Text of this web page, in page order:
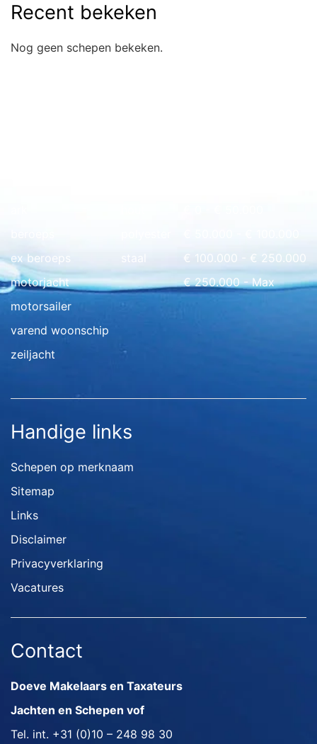
Recent bekeken
Nog geen schepen bekeken.
ex beroeps
motorjacht
motorsailer
varend woonschip
zeiljacht
€ 100.000 - € 250.000
€ 250.000 - Max
Handige links
Schepen op merknaam
Sitemap
Links
Disclaimer
Privacyverklaring
Vacatures
Contact
Doeve Makelaars en Taxateurs
Jachten en Schepen vof
Tel. int. +31 (0)10 – 248 98 30